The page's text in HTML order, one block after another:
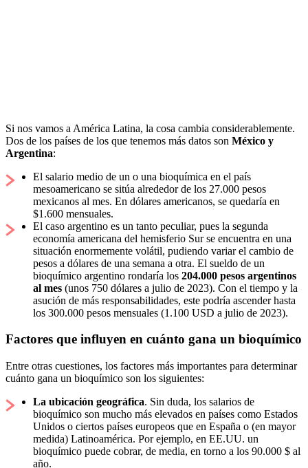
Si nos vamos a América Latina, la cosa cambia considerablemente.
Dos de los países de los que tenemos más datos son México y
Argentina:
El salario medio de un o una bioquímica en el país
mesoamericano se sitúa alrededor de los 27.000 pesos
mexicanos al mes. En dólares americanos, se quedaría en
$1.600 mensuales.
El caso argentino es un tanto peculiar, pues la segunda
economía americana del hemisferio Sur se encuentra en una
situación enormemente volátil, pudiendo variar el cambio de
pesos a dólares de una semana a otra. El sueldo de un
bioquímico argentino rondaría los 204.000 pesos argentinos
al mes (unos 750 dólares a julio de 2023). Con el tiempo y la
asución de más responsabilidades, este podría ascender hasta
los 300.000 pesos mensuales (1.100 USD a julio de 2023).
Factores que influyen en cuánto gana un bioquímico
Entre otras cuestiones, los factores más importantes para determinar
cuánto gana un bioquímico son los siguientes:
La ubicación geográfica. Sin duda, los salarios de
bioquímico son mucho más elevados en países como Estados
Unidos o ciertos países europeos que en España o (en mayor
medida) Latinoamérica. Por ejemplo, en EE.UU. un
bioquímico puede cobrar, de media, en torno a los 90.000 $ al
año.